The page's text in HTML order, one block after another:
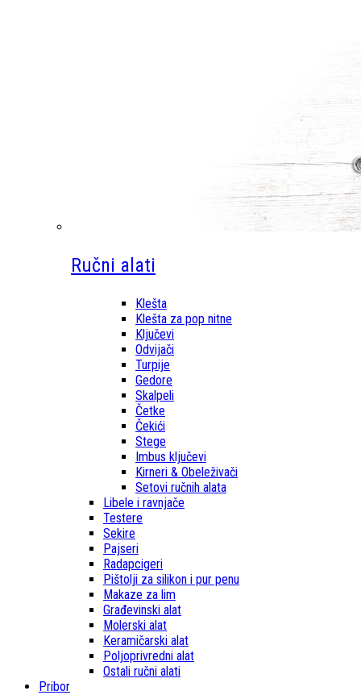
Ručni alati
Klešta
Klešta za pop nitne
Ključevi
Odvijači
Turpije
Gedore
Skalpeli
Četke
Čekići
Stege
Imbus ključevi
Kirneri & Obeleživači
Setovi ručnih alata
Libele i ravnjače
Testere
Sekire
Pajseri
Radapcigeri
Pištolji za silikon i pur penu
Makaze za lim
Građevinski alat
Molerski alat
Keramičarski alat
Poljoprivredni alat
Ostali ručni alati
Pribor